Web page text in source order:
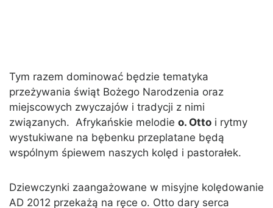
Tym razem dominować będzie tematyka
przeżywania świąt Bożego Narodzenia oraz
miejscowych zwyczajów i tradycji z nimi
związanych. Afrykańskie melodie o. Otto i rytmy
wystukiwane na bębenku przeplatane będą
wspólnym śpiewem naszych kolęd i pastorałek.
Dziewczynki zaangażowane w misyjne kolędowanie
AD 2012 przekażą na ręce o. Otto dary serca